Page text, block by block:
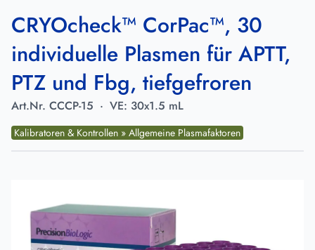
CRYOcheck™ CorPac™, 30
individuelle Plasmen für APTT,
PTZ und Fbg, tiefgefroren
Art.Nr. CCCP-15 · VE: 30x1.5 mL
Kalibratoren & Kontrollen » Allgemeine Plasmafaktoren